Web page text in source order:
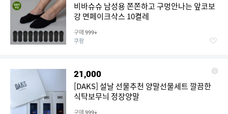
비바슈슈 남성용 쫀쫀하고 구멍안나는 앞코보
강 면페이크삭스 10켤레
구매 999+
쿠팡
21,000
[DAKS] 설날 선물추천 양말선물세트 깔끔한
식탁보무늬 정장양말
구매